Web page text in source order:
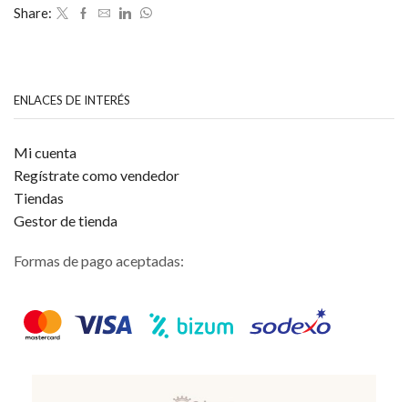
5
Share:
ENLACES DE INTERÉS
Mi cuenta
Regístrate como vendedor
Tiendas
Gestor de tienda
Formas de pago aceptadas: